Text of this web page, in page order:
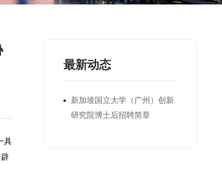
具
最新动态
新加坡国立大学（广州）创新
研究院博士后招聘简章